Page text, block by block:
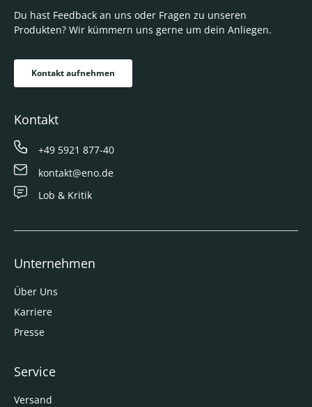
Du hast Feedback an uns oder Fragen zu unseren
Produkten? Wir kümmern uns gerne um dein Anliegen.
Kontakt aufnehmen
Kontakt
+49 5921 877-40
kontakt@eno.de
Lob & Kritik
Unternehmen
Über Uns
Karriere
Presse
Service
Versand